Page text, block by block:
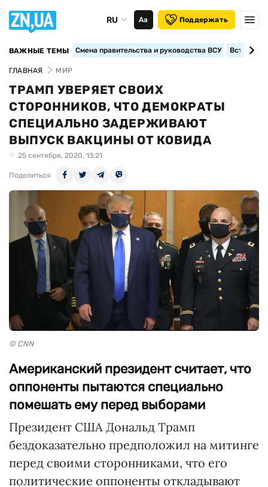
RU Аа Поддержать
ВАЖНЫЕ ТЕМЫ Смена правительства и руководства ВСУ
ГЛАВНАЯ МИР
ТРАМП УВЕРЯЕТ СВОИХ
СТОРОННИКОВ, ЧТО ДЕМОКРАТЫ
СПЕЦИАЛЬНО ЗАДЕРЖИВАЮТ
ВЫПУСК ВАКЦИНЫ ОТ КОВИДА
25 сентября, 2020, 13:21
Поделиться
© CNN
Американский президент считает, что
оппоненты пытаются специально
помешать ему перед выборами
Президент США Дональд Трамп
бездоказательно предположил на митинге
перед своими сторонниками, что его
политические оппоненты откладывают